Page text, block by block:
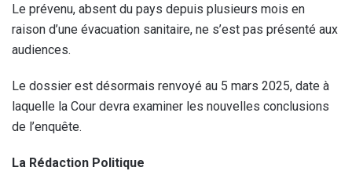
Le prévenu, absent du pays depuis plusieurs mois en
raison d’une évacuation sanitaire, ne s’est pas présenté aux
audiences.
Le dossier est désormais renvoyé au 5 mars 2025, date à
laquelle la Cour devra examiner les nouvelles conclusions
de l’enquête.
La Rédaction Politique